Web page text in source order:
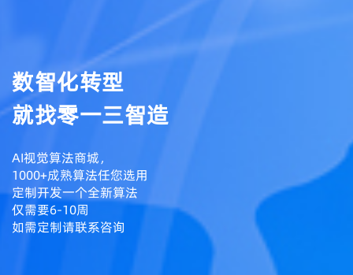
数智化转型
就找零一三智造
AI视觉算法商城，
1000+成熟算法任您选用
定制开发一个全新算法
仅需要6-10周
如需定制请联系咨询